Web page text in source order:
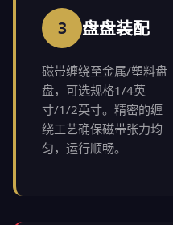
3 盘盘装配
磁带缠绕至金属/塑料盘
盘，可选规格1/4英
寸/1/2英寸。精密的缠
绕工艺确保磁带张力均
匀，运行顺畅。